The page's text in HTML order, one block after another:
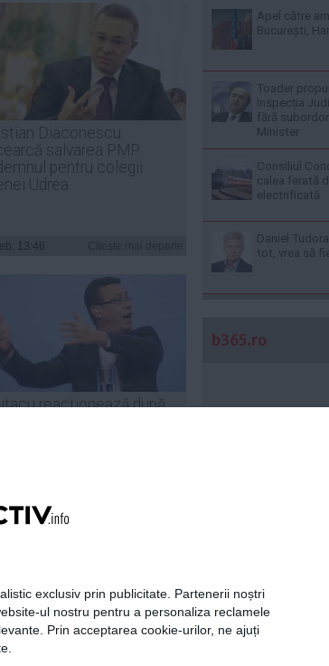
exclusiv prin publicitate. Partenerii noștri
ul nostru pentru a personaliza reclamele
Prin acceptarea cookie-urilor, ne ajuți
Diaconescu
salvarea PMP.
pentru colegii
Udrea
13:46
reacţionează după
13:01
Apel către
București,
Toader
Inspecția
fără
Minister
Consiliul
calea ferată
electrificată
Daniel
tot, vrea să
b365.ro